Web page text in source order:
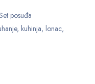
posuđa
, kuhinja, lonac,